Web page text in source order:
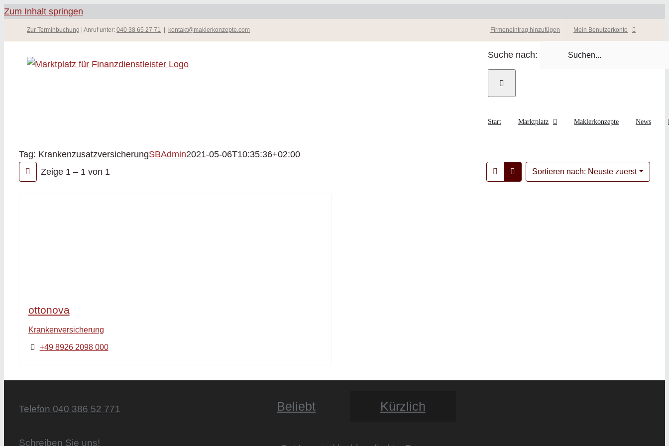
Zum Inhalt springen
Zur Terminbuchung | Anruf unter: 040 38 65 27 71 kontakt@maklerkonzepte.com Firmeneintrag hinzufügen Mein Benutzerkonto
Suche nach:
Start Marktplatz Maklerkonzepte News
Tag: KrankenzusatzversicherungSBAdmin2021-05-06T10:35:36+02:00
Zeige 1 – 1 von 1
Sortieren nach: Neuste zuerst
ottonova
Krankenversicherung
+49 8926 2098 000
Telefon 040 386 52 771
Schreiben Sie uns!
Beliebt Kürzlich